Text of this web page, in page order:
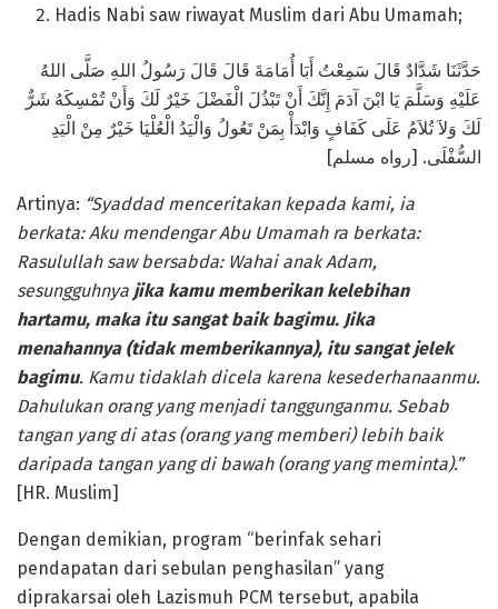
Hadis Nabi saw riwayat Muslim dari Abu Umamah;
حَدَّثَنَا شَدَّادٌ قَالَ سَمِعْتُ أَبَا أُمَامَةَ قَالَ قَالَ رَسُولُ اللهِ صَلَّى اللهُ
عَلَيْهِ وَسَلَّمَ يَا ابْنَ آدَمَ إِنَّكَ أَنْ تَبْذُلَ الْفَضْلَ خَيْرٌ لَكَ وَأَنْ تُمْسِكَهُ شَرٌّ
لَكَ وَلاَ تُلاَمُ عَلَى كَفَافٍ وَابْدَأْ بِمَنْ تَعُولُ وَالْيَدُ الْعُلْيَا خَيْرٌ مِنْ الْيَدِ
السُّفْلَى. [رواه مسلم]
Artinya: “Syaddad menceritakan kepada kami, ia
berkata: Aku mendengar Abu Umamah ra berkata:
Rasulullah saw bersabda: Wahai anak Adam,
sesungguhnya jika kamu memberikan kelebihan
hartamu, maka itu sangat baik bagimu. Jika
menahannya (tidak memberikannya), itu sangat jelek
bagimu. Kamu tidaklah dicela karena kesederhanaanmu.
Dahulukan orang yang menjadi tanggunganmu. Sebab
tangan yang di atas (orang yang memberi) lebih baik
daripada tangan yang di bawah (orang yang meminta).”
[HR. Muslim]
Dengan demikian, program “berinfak sehari
pendapatan dari sebulan penghasilan” yang
diprakarsai oleh Lazismuh PCM tersebut, apabila